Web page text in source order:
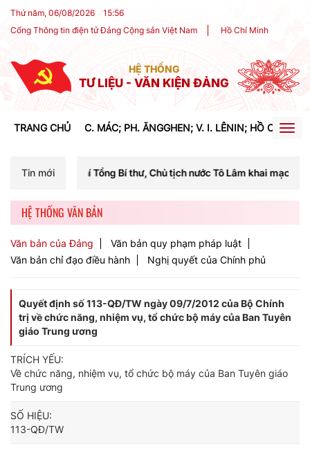
Thứ năm, 06/08/2026 15:56
Cổng Thông tin điện tử Đảng Cộng sản Việt Nam
Hồ Chí Minh
HỆ THỐNG
TƯ LIỆU - VĂN KIỆN ĐẢNG
TRANG CHỦ C. MÁC; PH. ĂNGGHEN; V. I. LÊNIN; HỒ CHÍ
Tin mới
Tổng Bí thư, Chủ tịch nước Tô Lâm khai mạc Hội nghị Trung ương
HỆ THỐNG VĂN BẢN
Văn bản của Đảng
Văn bản quy phạm pháp luật
Văn bản chỉ đạo điều hành
Nghị quyết của Chính phủ
Quyết định số 113-QĐ/TW ngày 09/7/2012 của Bộ Chính
trị về chức năng, nhiệm vụ, tổ chức bộ máy của Ban Tuyên
giáo Trung ương
TRÍCH YẾU:
Về chức năng, nhiệm vụ, tổ chức bộ máy của Ban Tuyên giáo
Trung ương
SỐ HIỆU:
113-QĐ/TW